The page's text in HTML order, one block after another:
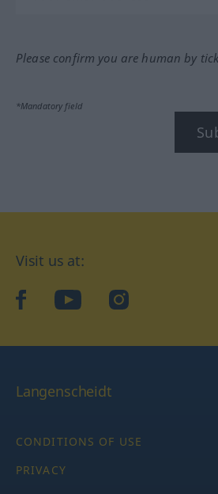
Please confirm you are human by
*Mandatory field
Visit us at:
facebookYouTubeInstagram
Langenscheidt
CONDITIONS OF USE
PRIVACY